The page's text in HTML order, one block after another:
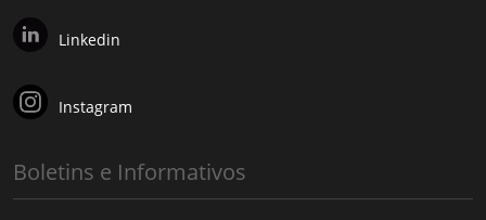
Linkedin
Instagram
Boletins e Informativos